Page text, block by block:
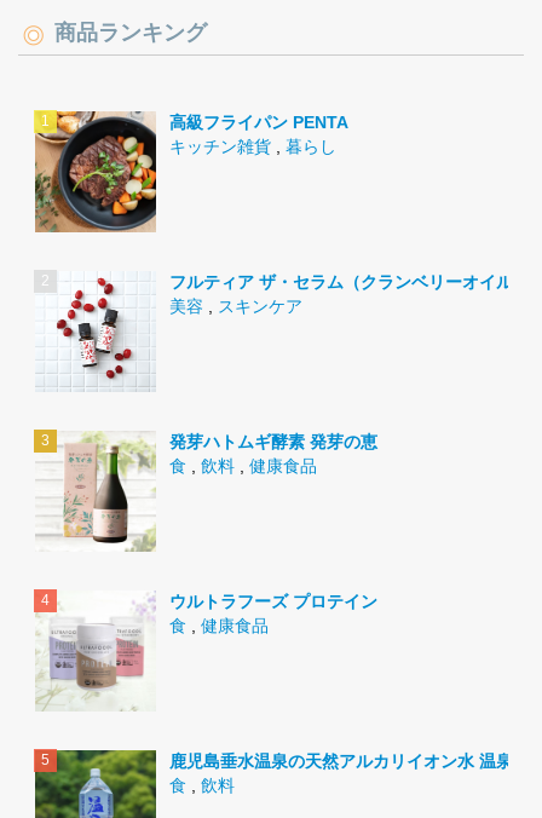
商品ランキング
高級フライパン PENTA
キッチン雑貨
暮らし
フルティア ザ・セラム（クランベリーオイル）
美容
スキンケア
発芽ハトムギ酵素 発芽の恵
食
飲料 健康食品
ウルトラフーズ プロテイン
食
健康食品
鹿児島垂水温泉の天然アルカリイオン水 温泉水
食
飲料